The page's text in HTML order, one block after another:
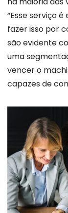
“Esse serviço
fazer isso por
são evidente
uma
vencer o
capazes de